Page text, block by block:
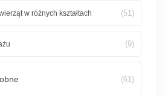
w różnych kształtach (51)
(9)
(61)